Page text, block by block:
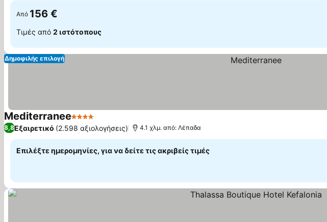
Από 156 €
Τιμές από 2 ιστότοπους
Δημοφιλής επιλογή
Mediterranee4 ΑστέριαΕμφάνιση τιμών
8,8Εξαιρετικό (2.598 αξιολογήσεις) 4.1 χλμ. από: Λέπαδα
Επιλέξτε ημερομηνίες, για να δείτε τις ακριβείς τιμές